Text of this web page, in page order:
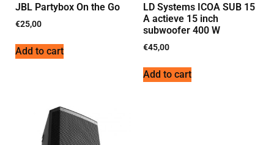
JBL Partybox On the Go
€25,00
Add to cart
LD Systems ICOA SUB 15
A actieve 15 inch
subwoofer 400 W
€45,00
Add to cart